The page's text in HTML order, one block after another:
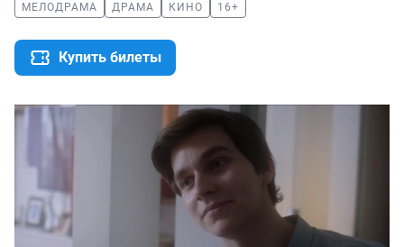
МЕЛОДРАМА ДРАМА КИНО 16+
Купить билеты